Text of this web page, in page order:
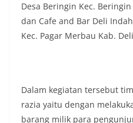
Desa Beringin Kec.
dan Cafe and Bar Deli
Kec. Pagar Merbau Kab.
Dalam kegiatan tersebut
razia yaitu dengan
barang milik para